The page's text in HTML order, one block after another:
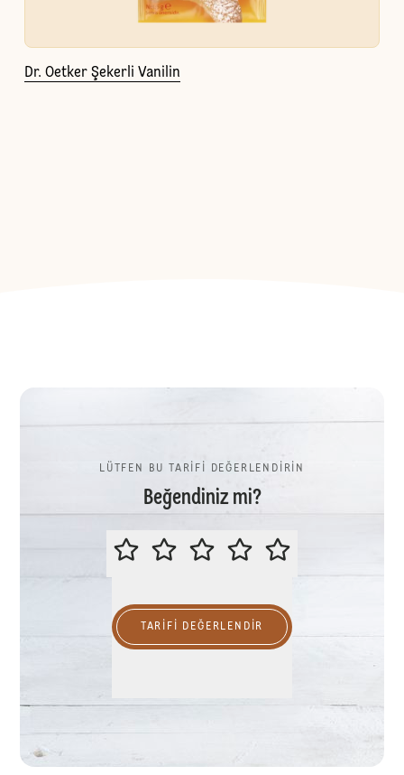
Dr. Oetker Şekerli Vanilin
LÜTFEN BU TARİFİ DEĞERLENDİRİN
Beğendiniz mi?
LÜTFEN BU TARİFİ
TARIFI DEĞERLENDİR